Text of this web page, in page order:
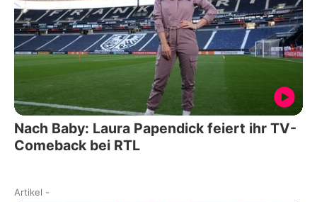
Nach Baby: Laura Papendick feiert ihr TV-
Comeback bei RTL
Artikel -